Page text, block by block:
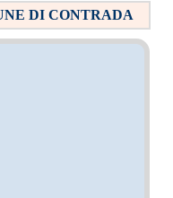
DI CONTRADA